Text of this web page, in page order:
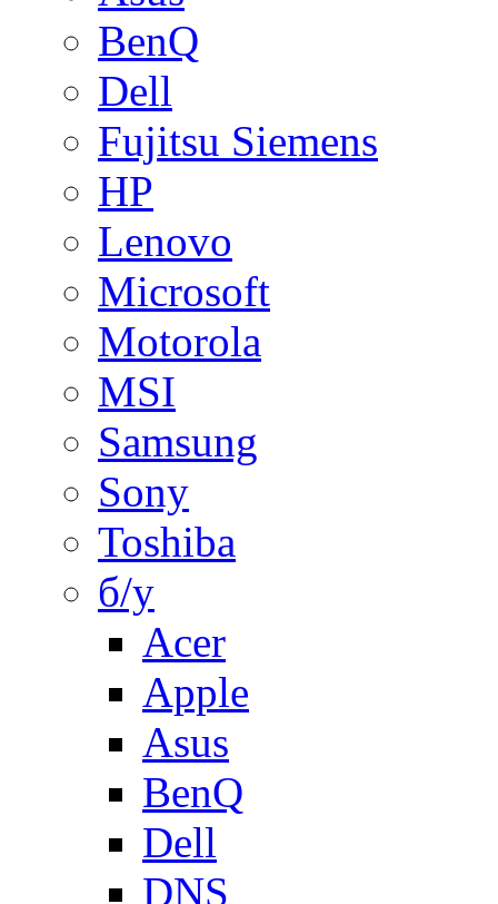
BenQ
Dell
Fujitsu Siemens
HP
Lenovo
Microsoft
Motorola
MSI
Samsung
Sony
Toshiba
б/у
Acer
Apple
Asus
BenQ
Dell
DNS